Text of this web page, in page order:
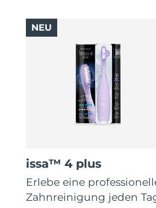
issa™ 4 plus
Erlebe eine
Zahnreinigung jeden
NEU